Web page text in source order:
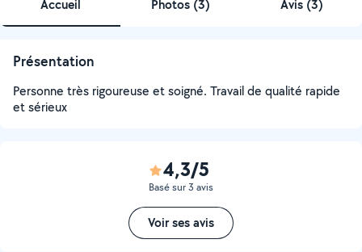
Accueil Photos (3) Avis (3)
Présentation
Personne très rigoureuse et soigné. Travail de qualité rapide
et sérieux
4,3/5
Basé sur 3 avis
Voir ses avis